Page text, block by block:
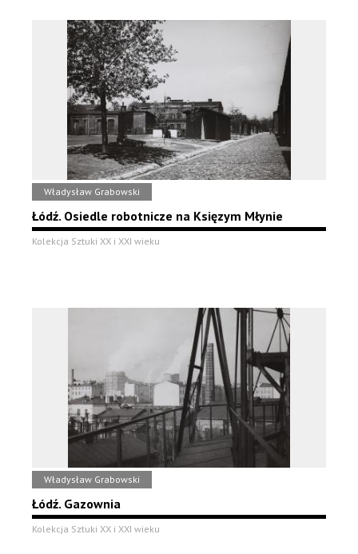
Władysław Grabowski
Łódź. Osiedle robotnicze na Księzym Młynie
Kolekcja Sztuki XX i XXI wieku
Władysław Grabowski
Łódź. Gazownia
Kolekcja Sztuki XX i XXI wieku